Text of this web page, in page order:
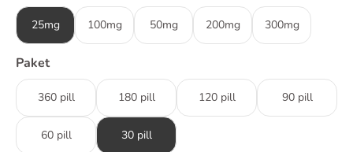
25mg 100mg 50mg 200mg 300mg
Paket
360 pill 180 pill 120 pill 90 pill
60 pill 30 pill